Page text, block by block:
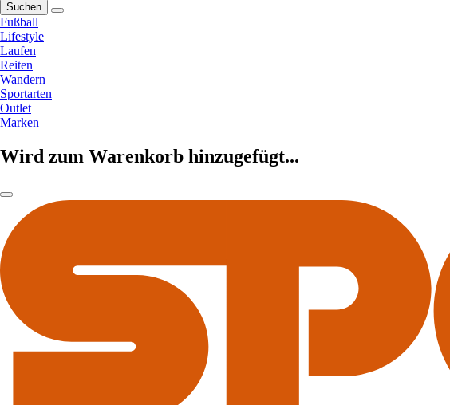
Suchen
Fußball
Lifestyle
Laufen
Reiten
Wandern
Sportarten
Outlet
Marken
Wird zum Warenkorb hinzugefügt...